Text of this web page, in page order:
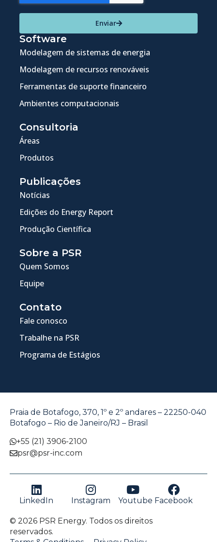
Enviar
Software
Modelagem de sistemas de energia
Modelagem de recursos renováveis
Ferramentas de suporte financeiro
Ambientes computacionais
Consultoria
Áreas
Produtos
Publicações
Notícias
Edições do Energy Report
Produção Científica
Sobre a PSR
Quem Somos
Equipe
Contato
Fale conosco
Trabalhe na PSR
Programa de Estágios
Praia de Botafogo, 370, 1º e 2º andares – 22250-040
Botafogo – Rio de Janeiro/RJ – Brasil
+55 (21) 3906-2100
psr@psr-inc.com
LinkedIn Instagram Youtube Facebook
© 2026 PSR Energy. Todos os direitos
reservados.